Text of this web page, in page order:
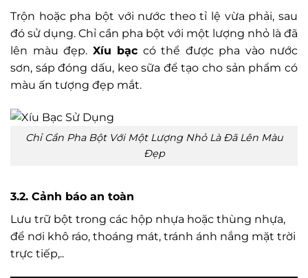
Trộn hoặc pha bột với nước theo tỉ lệ vừa phải, sau
đó sử dụng. Chỉ cần pha bột với một lượng nhỏ là đã
lên màu đẹp. Xíu bạc có thể được pha vào nước
sơn, sáp đóng dấu, keo sữa để tạo cho sản phẩm có
màu ấn tượng đẹp mắt.
Chỉ Cần Pha Bột Với Một Lượng Nhỏ Là Đã Lên Màu
Đẹp
3.2. Cảnh báo an toàn
Lưu trữ bột trong các hộp nhựa hoặc thùng nhựa,
để nơi khô ráo, thoáng mát, tránh ánh nắng mặt trời
trực tiếp,..